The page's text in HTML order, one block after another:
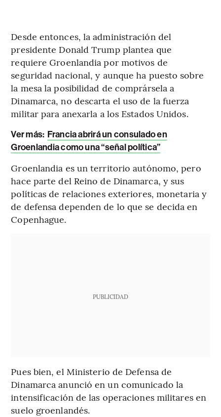
Desde entonces, la administración del
presidente Donald Trump plantea que
requiere Groenlandia por motivos de
seguridad nacional, y aunque ha puesto sobre
la mesa la posibilidad de comprársela a
Dinamarca, no descarta el uso de la fuerza
militar para anexarla a los Estados Unidos.
Ver más: Francia abrirá un consulado en
Groenlandia como una “señal política”
Groenlandia es un territorio autónomo, pero
hace parte del Reino de Dinamarca, y sus
políticas de relaciones exteriores, monetaria y
de defensa dependen de lo que se decida en
Copenhague.
PUBLICIDAD
Pues bien, el Ministerio de Defensa de
Dinamarca anunció en un comunicado la
intensificación de las operaciones militares en
suelo groenlandés.